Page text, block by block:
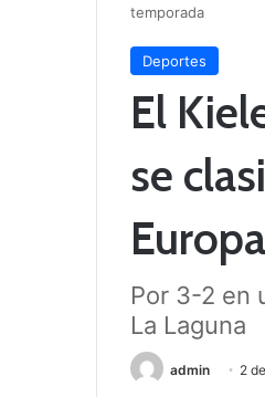
temporada
Deportes
El
se
Por 3-2 en
La Laguna
admin 2